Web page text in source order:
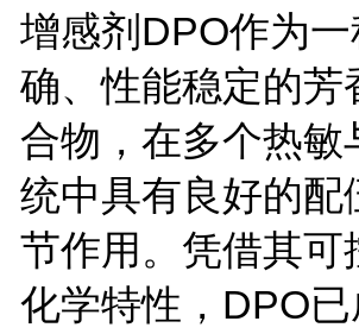
增感剂DPO作为一
确、性能稳定的芳
合物，在多个热敏
统中具有良好的配
节作用。凭借其可
化学特性， DPO